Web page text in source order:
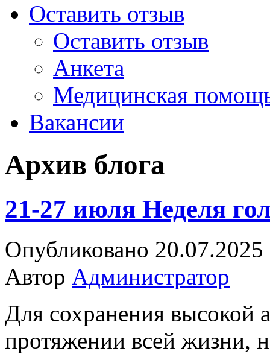
Оставить отзыв
Оставить отзыв
Анкета
Медицинская
Вакансии
Архив блога
21-27 июля Неделя
Опубликовано 20.07.2025
Автор Администратор
Для сохранения высокой
протяжении всей жизни,